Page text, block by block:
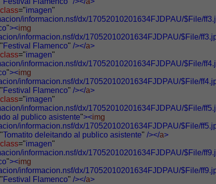
class="imagen"
informacion.nsf/dx/17052010201634FJDPAU/$File/
"><img
informacion.nsf/dx/17052010201634FJDPAU/$File/
Festival Flamenco" /></a>
class="imagen"
informacion.nsf/dx/17052010201634FJDPAU/$File/
"><img
informacion.nsf/dx/17052010201634FJDPAU/$File/
Festival Flamenco" /></a>
class="imagen"
informacion.nsf/dx/17052010201634FJDPAU/$File/
al publico asistente"><img
informacion.nsf/dx/17052010201634FJDPAU/$File/
Tomatito deleitando al publico asistente" /></a>
class="imagen"
informacion.nsf/dx/17052010201634FJDPAU/$File/
"><img
informacion.nsf/dx/17052010201634FJDPAU/$File/
Festival Flamenco" /></a>